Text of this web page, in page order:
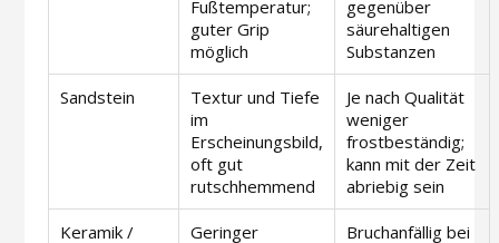
Fußtemperatur;
guter Grip
möglich
gegenüber
säurehaltigen
Substanzen
Sandstein
Textur und Tiefe
im
Erscheinungsbild,
oft gut
rutschhemmend
Je nach Qualität
weniger
frostbeständig;
kann mit der Zeit
abriebig sein
Keramik /
Geringer
Bruchanfällig bei